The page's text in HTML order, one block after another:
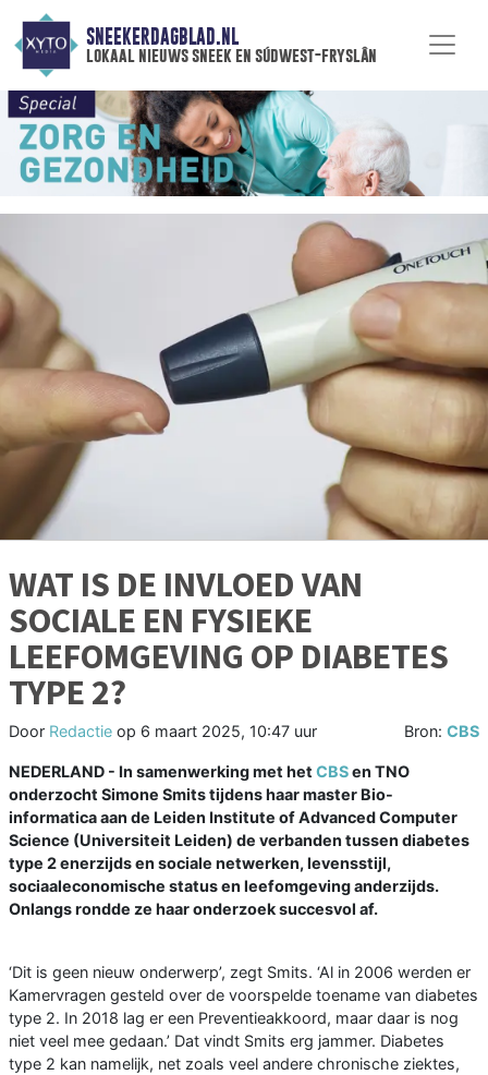
SNEEKERDAGBLAD.NL
lokaal nieuws sneek en súdwest-fryslân
WAT IS DE INVLOED VAN
SOCIALE EN FYSIEKE
LEEFOMGEVING OP DIABETES
TYPE 2?
Door Redactie op 6 maart 2025, 10:47 uur Bron: CBS
NEDERLAND - In samenwerking met het CBSen TNO
onderzocht Simone Smits tijdens haar master Bio-
informatica aan de Leiden Institute of Advanced Computer
Science (Universiteit Leiden) de verbanden tussen diabetes
type 2 enerzijds en sociale netwerken, levensstijl,
sociaaleconomische status en leefomgeving anderzijds.
Onlangs rondde ze haar onderzoek succesvol af.
‘Dit is geen nieuw onderwerp’, zegt Smits. ‘Al in 2006 werden er
Kamervragen gesteld over de voorspelde toename van diabetes
type 2. In 2018 lag er een Preventieakkoord, maar daar is nog
niet veel mee gedaan.’ Dat vindt Smits erg jammer. Diabetes
type 2 kan namelijk, net zoals veel andere chronische ziektes,